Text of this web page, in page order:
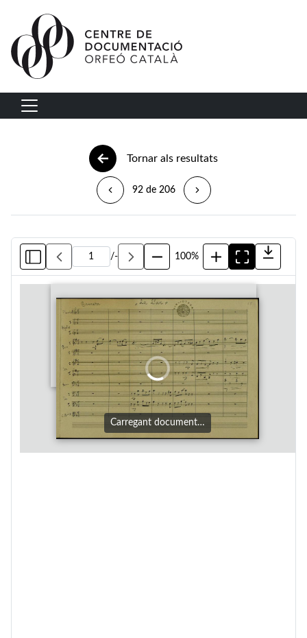
Vés al contingut
Navegació principal
Tornar als resultats
92 de 206
/- 100%
Carregant document…